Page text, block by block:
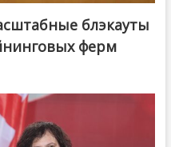
блэкауты
ферм